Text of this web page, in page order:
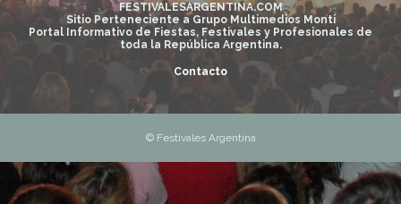
FESTIVALESARGENTINA.COM
Sitio Perteneciente a Grupo Multimedios Monti
Portal Informativo de Fiestas, Festivales y Profesionales de
toda la República Argentina.
Contacto
© Festivales Argentina